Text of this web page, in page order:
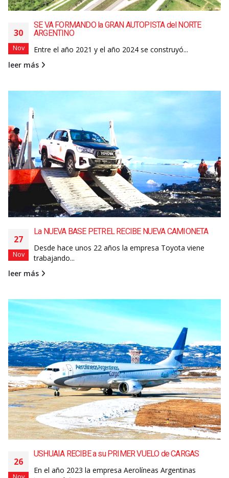
30
Nov
SE VA FORMANDO la GRAN AUTOPISTA del NORTE
ARGENTINO
Entre el año 2021 y el año 2024 se construyó...
leer más
27
Nov
La NUEVA BASE PETREL RECIBE NUEVA CAMIONETA
Desde hace unos 22 años la empresa Toyota viene
trabajando...
leer más
26
USHUAIA RECIBE a su PRIMER VUELO de CARGAS
En el año 2023 la empresa Aerolíneas Argentinas